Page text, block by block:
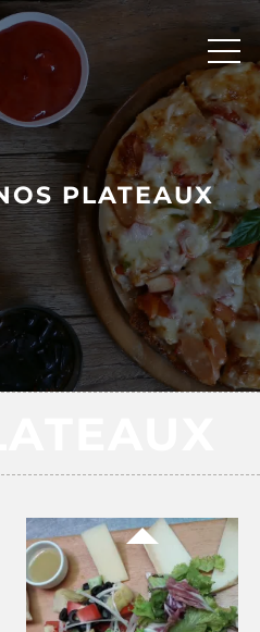
PLATEAUX